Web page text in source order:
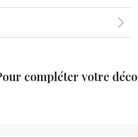
compléter votre déco